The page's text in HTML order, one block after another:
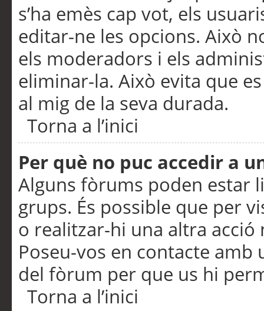
s’ha emès cap vot, els
editar-ne les opcions. Això
els moderadors i els
eliminar-la. Això evita que
al mig de la seva durada.
Torna a l’inici
Per què no puc accedir a
Alguns fòrums poden estar
grups. És possible que per
o realitzar-hi una altra acció
Poseu-vos en contacte
del fòrum per que us hi
Torna a l’inici